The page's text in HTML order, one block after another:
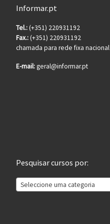
Informar.pt
Tel.:(+351) 220931192
Fax.:(+351) 220931192
chamada para rede fixa nacional
E-mail:geral@informar.pt
Pesquisar cursos por:
Seleccione uma categoria